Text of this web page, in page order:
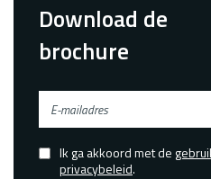
Download de
brochure
E-
mailadres
Confirmed
Ik ga akkoord met de
privacybeleid.